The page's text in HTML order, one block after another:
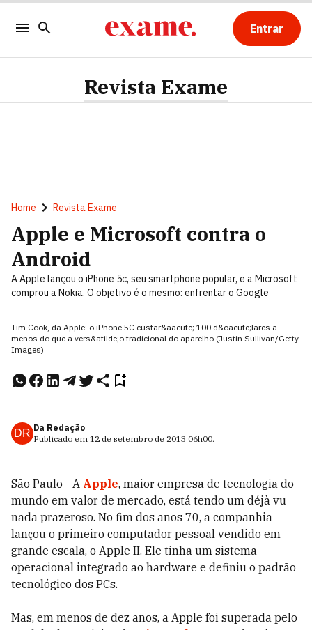
Entrar
Revista Exame
Home Revista Exame
Apple e Microsoft contra o
Android
A Apple lançou o iPhone 5c, seu smartphone popular, e a Microsoft
comprou a Nokia. O objetivo é o mesmo: enfrentar o Google
Tim Cook, da Apple: o iPhone 5C custar&aacute; 100 d&oacute;lares a
menos do que a vers&atilde;o tradicional do aparelho (Justin Sullivan/Getty
Images)
DR Da Redação
Publicado em 12 de setembro de 2013 06h00.
São Paulo - A Apple, maior empresa de tecnologia do
mundo em valor de mercado, está tendo um déjà vu
nada prazeroso. No fim dos anos 70, a companhia
lançou o primeiro computador pessoal vendido em
grande escala, o Apple II. Ele tinha um sistema
operacional integrado ao hardware e definiu o padrão
tecnológico dos PCs.
Mas, em menos de dez anos, a Apple foi superada pelo